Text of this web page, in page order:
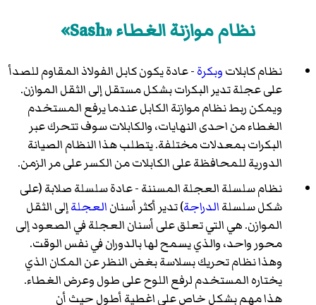
نظام موازنة الغطاء «Sash»
نظام كابلاتوبكرة- عادة يكون كابل الفولاذ المقاوم للصدأ
على عجلة تدير البكرات بشكل مستقل إلى الثقل الموازن.
ويمكن ربط نظام موازنة الكابل عندما يرفع المستخدم
الغطاء من احدى النهايات، والكابلات سوف تتحرك عبر
البكرات بمعدلات مختلفة. يتطلب هذا النظام الصيانة
الدورية للمحافظة على الكابلات من الكسر على مر الزمن.
نظام سلسلة العجلة المسننة - عادة سلسلة صلابة (على
شكل سلسلةالدراجة) تدير أكثر أسنانالعجلةإلى الثقل
الموازن. هي التي تعلق على أسنان العجلة في الصعود إلى
محور واحد، والذي يسمح لها بالدوران في نفس الوقت.
وهذا نظام تحريك بسلاسة بغض النظر عن المكان الذي
يختاره المستخدم لرفع اللوح على طول وعرض الغطاء.
هذا مهم بشكل خاص على اغطية أطول حيث أن